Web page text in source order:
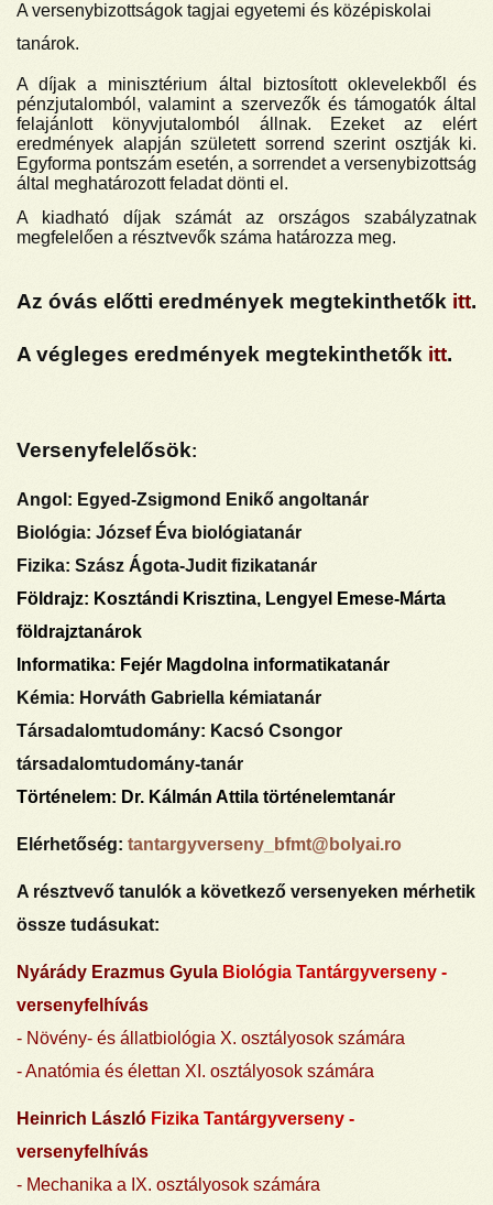
A versenybizottságok tagjai egyetemi és középiskolai
tanárok.
A díjak a minisztérium által biztosított oklevelekből és
pénzjutalomból, valamint a szervezők és támogatók által
felajánlott könyvjutalomból állnak. Ezeket az elért
eredmények alapján született sorrend szerint osztják ki.
Egyforma pontszám esetén, a sorrendet a versenybizottság
által meghatározott feladat dönti el.
A kiadható díjak számát az országos szabályzatnak
megfelelően a résztvevők száma határozza meg.
Az óvás előtti eredmények megtekinthetők itt.
A végleges eredmények megtekinthetők itt.
Versenyfelelősök:
Angol : Egyed-Zsigmond Enikő angoltanár
Biológia: József Éva biológiatanár
Fizika: Szász Ágota-Judit fizikatanár
Földrajz: Kosztándi Krisztina, Lengyel Emese-Márta
földrajztanárok
Informatika: Fejér Magdolna informatikatanár
Kémia: Horváth Gabriella kémiatanár
Társadalomtudomány: Kacsó Csongor
társadalomtudomány-tanár
Történelem: Dr. Kálmán Attila történelemtanár
Elérhetőség: tantargyverseny_bfmt@bolyai.ro
A résztvevő tanulók a következő versenyeken mérhetik
össze tudásukat:
Nyárády Erazmus Gyula Biológia Tantárgyverseny -
versenyfelhívás
- Növény- és állatbiológia X. osztályosok számára
- Anatómia és élettan XI. osztályosok számára
Heinrich László Fizika Tantárgyverseny -
versenyfelhívás
- Mechanika a IX. osztályosok számára